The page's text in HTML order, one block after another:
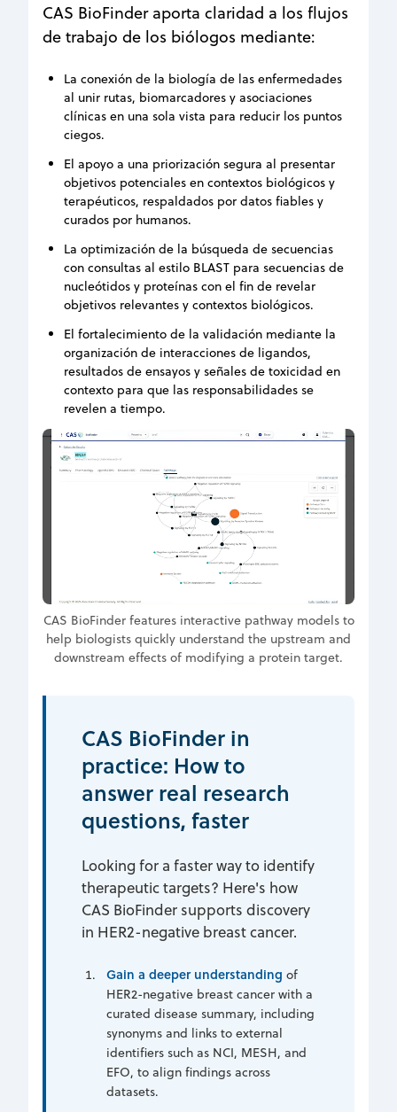
CAS BioFinder aporta claridad a los flujos
de trabajo de los biólogos mediante:
La conexión de la biología de las enfermedades
al unir rutas, biomarcadores y asociaciones
clínicas en una sola vista para reducir los puntos
ciegos.
El apoyo a una priorización segura al presentar
objetivos potenciales en contextos biológicos y
terapéuticos, respaldados por datos fiables y
curados por humanos.
La optimización de la búsqueda de secuencias
con consultas al estilo BLAST para secuencias de
nucleótidos y proteínas con el fin de revelar
objetivos relevantes y contextos biológicos.
El fortalecimiento de la validación mediante la
organización de interacciones de ligandos,
resultados de ensayos y señales de toxicidad en
contexto para que las responsabilidades se
revelen a tiempo.
CAS BioFinder features interactive pathway models to
help biologists quickly understand the upstream and
downstream effects of modifying a protein target.
CAS BioFinder in
practice: How to
answer real research
questions, faster
Looking for a faster way to identify
therapeutic targets? Here's how
CAS BioFinder supports discovery
in HER2-negative breast cancer.
Gain a deeper understanding of
HER2-negative breast cancer with a
curated disease summary, including
synonyms and links to external
identifiers such as NCI, MESH, and
EFO, to align findings across
datasets.